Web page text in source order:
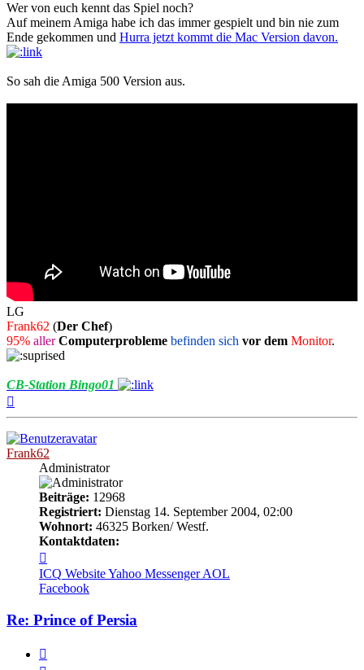
Wer von euch kennt das Spiel noch?
Auf meinem Amiga habe ich das immer gespielt und bin nie zum
Ende gekommen und Hurra jetzt kommt die Mac Version davon.
So sah die Amiga 500 Version aus.
LG
Frank62 (Der Chef)
95% aller Computerprobleme befinden sich vor dem Monitor.
CB-Station Bingo01
Frank62
Administrator
Beiträge: 12968
Registriert: Dienstag 14. September 2004, 02:00
Wohnort: 46325 Borken/ Westf.
Kontaktdaten:
von
Frank62
ICQ WebsiteYahoo Messenger AOL
Facebook
Re: Prince of Persia